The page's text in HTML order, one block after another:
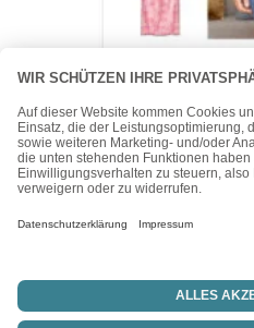
McCall's
McCalls Schnittmuster M7959
Schlitz und Blende
15,50€